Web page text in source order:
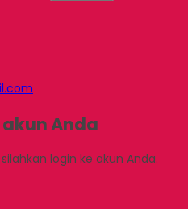
Anda
login ke akun Anda.